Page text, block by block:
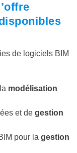
de logiciels BIM
modélisation
et de gestion
pour la gestion